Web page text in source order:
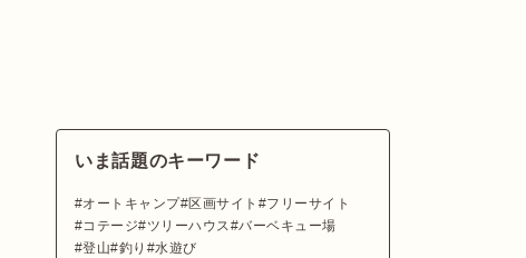
いま話題のキーワード
オートキャンプ 区画サイト
フリーサイト
コテージ
ツリーハウス
バーベキュー場
登山 釣り 水遊び